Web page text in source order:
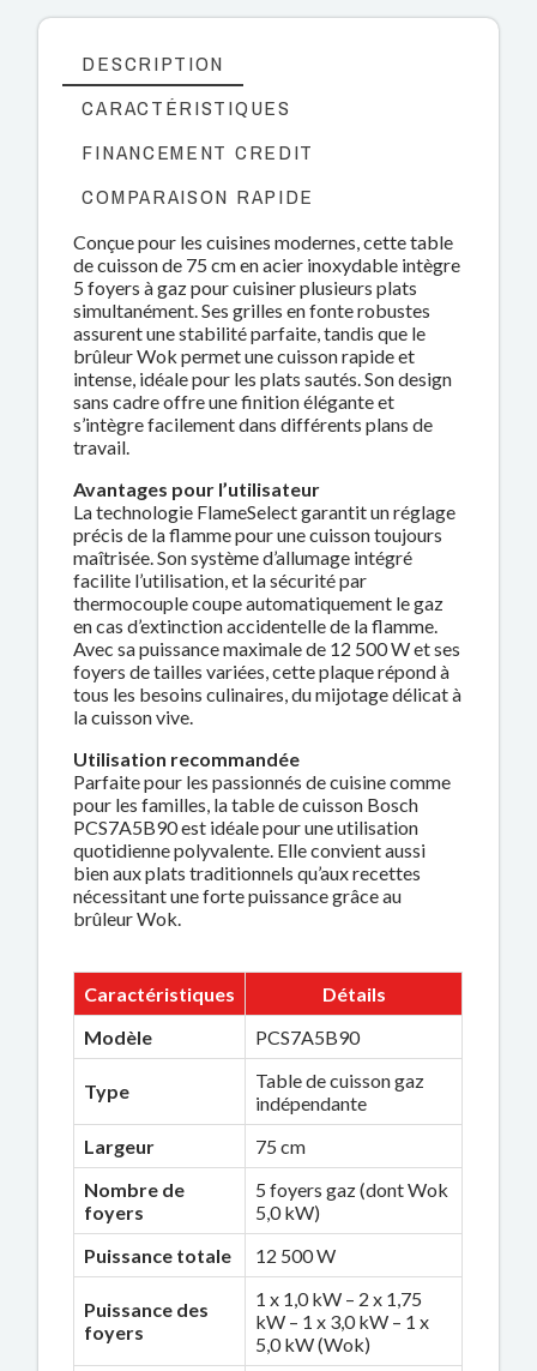
DESCRIPTION
CARACTÉRISTIQUES
FINANCEMENT CREDIT
COMPARAISON RAPIDE
Conçue pour les cuisines modernes, cette table
de cuisson de 75 cm en acier inoxydable intègre
5 foyers à gaz pour cuisiner plusieurs plats
simultanément. Ses grilles en fonte robustes
assurent une stabilité parfaite, tandis que le
brûleur Wok permet une cuisson rapide et
intense, idéale pour les plats sautés. Son design
sans cadre offre une finition élégante et
s’intègre facilement dans différents plans de
travail.
Avantages pour l’utilisateur
La technologie FlameSelect garantit un réglage
précis de la flamme pour une cuisson toujours
maîtrisée. Son système d’allumage intégré
facilite l’utilisation, et la sécurité par
thermocouple coupe automatiquement le gaz
en cas d’extinction accidentelle de la flamme.
Avec sa puissance maximale de 12 500 W et ses
foyers de tailles variées, cette plaque répond à
tous les besoins culinaires, du mijotage délicat à
la cuisson vive.
Utilisation recommandée
Parfaite pour les passionnés de cuisine comme
pour les familles, la table de cuisson Bosch
PCS7A5B90 est idéale pour une utilisation
quotidienne polyvalente. Elle convient aussi
bien aux plats traditionnels qu’aux recettes
nécessitant une forte puissance grâce au
brûleur Wok.
Caractéristiques
Détails
Modèle
PCS7A5B90
Type
Table de cuisson gaz
indépendante
Largeur
75 cm
Nombre de
foyers
5 foyers gaz (dont Wok
5,0 kW)
Puissance totale
12 500 W
Puissance des
foyers
1 x 1,0 kW – 2 x 1,75
kW – 1 x 3,0 kW – 1 x
5,0 kW (Wok)